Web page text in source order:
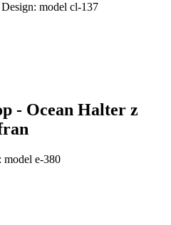
model cl-137
- Ocean Halter z
e-380